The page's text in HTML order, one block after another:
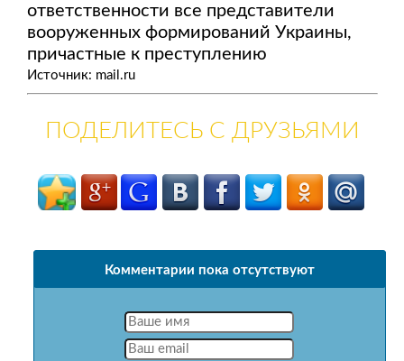
ответственности все представители
вооруженных формирований Украины,
причастные к преступлению
Источник: mail.ru
ПОДЕЛИТЕСЬ С ДРУЗЬЯМИ
Комментарии пока отсутствуют